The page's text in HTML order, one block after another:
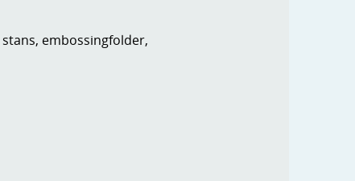
embossingfolder,